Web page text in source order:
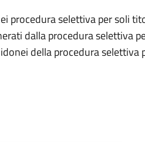
procedura selettiva per soli
dalla procedura selettiva
della procedura selettiva